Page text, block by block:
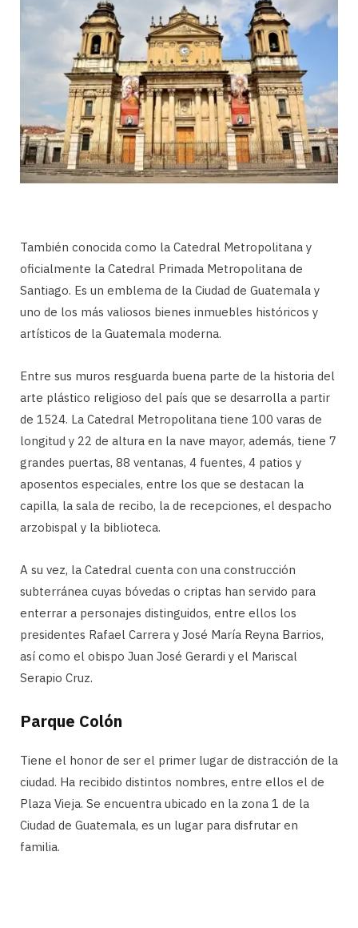
También conocida como la Catedral Metropolitana y
oficialmente la Catedral Primada Metropolitana de
Santiago. Es un emblema de la Ciudad de Guatemala y
uno de los más valiosos bienes inmuebles históricos y
artísticos de la Guatemala moderna.
Entre sus muros resguarda buena parte de la historia del
arte plástico religioso del país que se desarrolla a partir
de 1524. La Catedral Metropolitana tiene 100 varas de
longitud y 22 de altura en la nave mayor, además, tiene 7
grandes puertas, 88 ventanas, 4 fuentes, 4 patios y
aposentos especiales, entre los que se destacan la
capilla, la sala de recibo, la de recepciones, el despacho
arzobispal y la biblioteca.
A su vez, la Catedral cuenta con una construcción
subterránea cuyas bóvedas o criptas han servido para
enterrar a personajes distinguidos, entre ellos los
presidentes Rafael Carrera y José María Reyna Barrios,
así como el obispo Juan José Gerardi y el Mariscal
Serapio Cruz.
Parque Colón
Tiene el honor de ser el primer lugar de distracción de la
ciudad. Ha recibido distintos nombres, entre ellos el de
Plaza Vieja. Se encuentra ubicado en la zona 1 de la
Ciudad de Guatemala, es un lugar para disfrutar en
familia.